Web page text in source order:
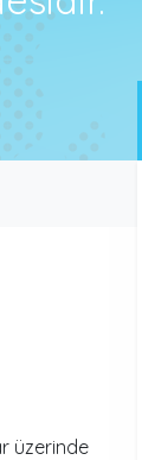
üzerinde